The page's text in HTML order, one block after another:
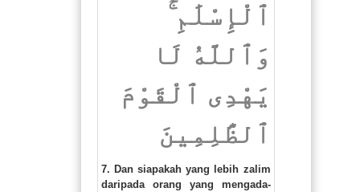
ٱلْإِسْلَٰمِ ۚ
وَٱللَّهُ لَا
يَهْدِى ٱلْقَوْمَ
ٱلظَّٰلِمِينَ
7. Dan siapakah yang lebih zalim
daripada orang yang mengada-